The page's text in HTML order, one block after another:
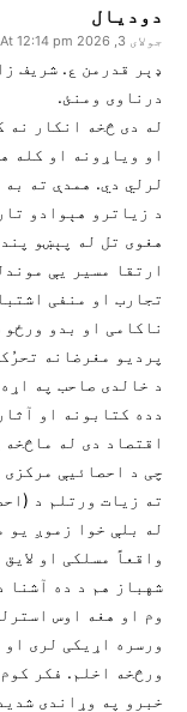
دودیال
جولای 3, 2026 At 12:14 pm
ډېر قدرمن ع. شریف
درناوی ومنئ.
له دی څخه انکار نه
او ویاړونه او کله
لرلي دي. همدې ته
د زیاترو هېوادو
هغوی تل له پېښو
ارتقا مسیر یې
تجارب او منفی
ناکامی او بدو
پردیو مغرضانه
د خالدی صاحب په
دده کتابونه او
اقتصاد دی له
چی د احصائیې
ته زیات ورتلم د
له بلې خوا زموږ یو
واقعاً مسلکی او
شهباز هم د ده آشنا
وم او هغه اوس
ورسره اړیکی لری
ورڅخه اخلم. فکر
خبرو په وړاندی